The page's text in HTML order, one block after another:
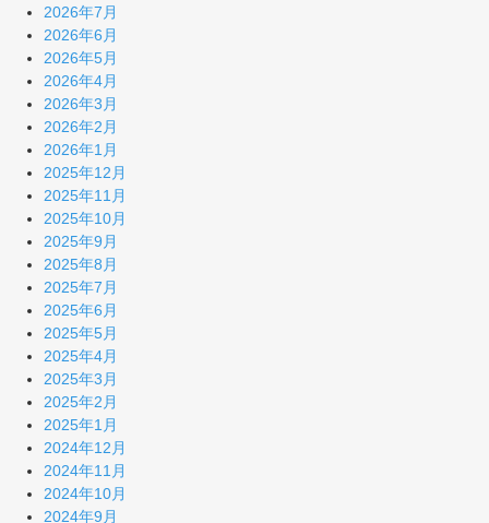
2026年7月
2026年6月
2026年5月
2026年4月
2026年3月
2026年2月
2026年1月
2025年12月
2025年11月
2025年10月
2025年9月
2025年8月
2025年7月
2025年6月
2025年5月
2025年4月
2025年3月
2025年2月
2025年1月
2024年12月
2024年11月
2024年10月
2024年9月